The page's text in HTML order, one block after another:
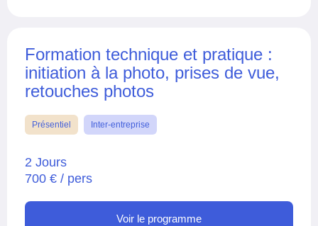
Formation technique et pratique :
initiation à la photo, prises de vue,
retouches photos
Présentiel Inter-entreprise
2 Jours
700 € / pers
Voir le programme